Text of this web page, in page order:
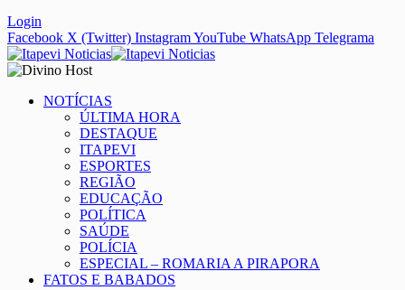
Login
Facebook X (Twitter) InstagramYouTube WhatsApp Telegrama
NOTÍCIAS
ÚLTIMA HORA
DESTAQUE
ITAPEVI
ESPORTES
REGIÃO
EDUCAÇÃO
POLÍTICA
SAÚDE
POLÍCIA
ESPECIAL – ROMARIA A PIRAPORA
FATOS E BABADOS